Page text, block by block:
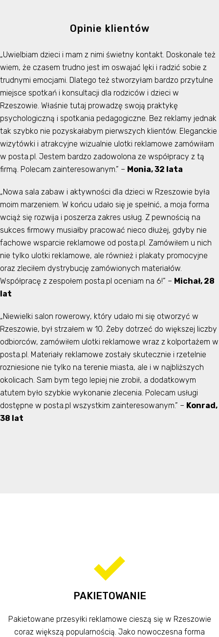
Opinie klientów
„Uwielbiam dzieci i mam z nimi świetny kontakt. Doskonale też
wiem, że czasem trudno jest im oswajać lęki i radzić sobie z
trudnymi emocjami. Dlatego też stworzyłam bardzo przytulne
miejsce spotkań i konsultacji dla rodziców i dzieci w
Rzeszowie. Właśnie tutaj prowadzę swoją praktykę
psychologiczną i spotkania pedagogiczne. Bez reklamy jednak
tak szybko nie pozyskałabym pierwszych klientów. Eleganckie
wizytówki i atrakcyjne wizualnie ulotki reklamowe zamówiłam
w posta.pl. Jestem bardzo zadowolona ze współpracy z tą
firmą. Polecam zainteresowanym.” – Monia, 32 lata
„Nowa sala zabaw i aktywności dla dzieci w Rzeszowie była
moim marzeniem. W końcu udało się je spełnić, a moja forma
wciąż się rozwija i poszerza zakres usług. Z pewnością na
sukces firmowy musiałby pracować nieco dłużej, gdyby nie
fachowe wsparcie reklamowe od posta.pl. Zamówiłem u nich
nie tylko ulotki reklamowe, ale również i plakaty promocyjne
oraz zleciłem dystrybucję zamówionych materiałów.
Współpracę z zespołem posta.pl oceniam na 6!” – Michał, 28
lat
„Niewielki salon rowerowy, który udało mi się otworzyć w
Rzeszowie, był strzałem w 10. Żeby dotrzeć do większej liczby
odbiorców, zamówiłem ulotki reklamowe wraz z kolportażem w
posta.pl. Materiały reklamowe zostały skutecznie i rzetelnie
rozniesione nie tylko na terenie miasta, ale i w najbliższych
okolicach. Sam bym tego lepiej nie zrobił, a dodatkowym
atutem było szybkie wykonanie zlecenia. Polecam usługi
dostępne w posta.pl wszystkim zainteresowanym.” – Konrad,
38 lat
PAKIETOWANIE
Pakietowane przesyłki reklamowe cieszą się w Rzeszowie
coraz większą popularnością. Jako nowoczesna forma